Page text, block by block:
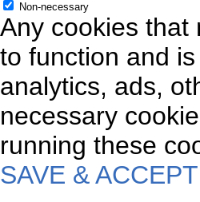
Non-necessary
Any cookies that
to function and
analytics, ads,
necessary
running these
SAVE & ACCEPT